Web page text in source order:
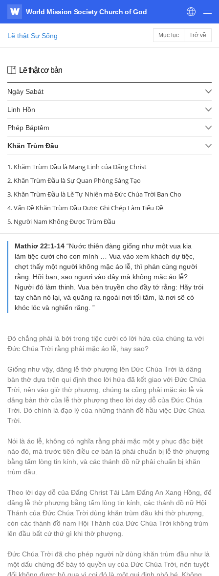
WATV
World Mission Society Church of God
Lẽ thật Sự Sống Mục lục Trở về
Lẽ thật cơ bản
Ngày Sabát
Linh Hồn
Phép Báptêm
Khăn Trùm Đầu
1. Khăm Trùm Đầu là Mạng Lịnh của Đấng Christ
2. Khăn Trùm Đầu là Sự Quan Phòng Sáng Tạo
3. Khăn Trùm Đầu là Lẽ Tự Nhiên mà Đức Chúa Trời Ban Cho
4. Vấn Đề Khăn Trùm Đầu Được Ghi Chép Làm Tiểu Đề
5. Người Nam Không Được Trùm Đầu
Mathiơ 22:1-14 “Nước thiên đàng giống như một vua kia
làm tiệc cưới cho con mình … Vua vào xem khách dự tiệc,
chợt thấy một người không mặc áo lễ, thì phán cùng người
rằng: Hỡi bạn, sao ngươi vào đây mà không mặc áo lễ?
Người đó làm thinh. Vua bèn truyền cho đầy tớ rằng: Hãy trói
tay chân nó lại, và quăng ra ngoài nơi tối tăm, là nơi sẽ có
khóc lóc và nghiến răng. ”
Đó chẳng phải là bởi trong tiệc cưới có lời hứa của chúng ta với
Đức Chúa Trời rằng phải mặc áo lễ, hay sao?
Giống như vậy, dâng lễ thờ phượng lên Đức Chúa Trời là dâng
bàn thờ dựa trên qui định theo lời hứa đã kết giao với Đức Chúa
Trời, nên vào giờ thờ phượng, chúng ta cũng phải mặc áo lễ và
dâng bàn thờ của lễ thờ phượng theo lời dạy dỗ của Đức Chúa
Trời. Đó chính là đạo lý của những thánh đồ hầu việc Đức Chúa
Trời.
Nói là áo lễ, không có nghĩa rằng phải mặc một y phục đặc biệt
nào đó, mà trước tiên điều cơ bản là phải chuẩn bị lễ thờ phượng
bằng tấm lòng tin kính, và các thánh đồ nữ phải chuẩn bị khăn
trùm đầu.
Theo lời dạy dỗ của Đấng Christ Tái Lâm Đấng An Xang Hồng, để
dâng lễ thờ phượng bằng tấm lòng tin kính, các thánh đồ nữ Hội
Thánh của Đức Chúa Trời dùng khăn trùm đầu khi thờ phượng,
còn các thánh đồ nam Hội Thánh của Đức Chúa Trời không trùm
lên đầu bất cứ thứ gì khi thờ phượng.
Đức Chúa Trời đã cho phép người nữ dùng khăn trùm đầu như là
một dấu chứng để bày tỏ quyền uy của Đức Chúa Trời, nên tuyệt